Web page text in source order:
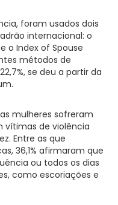
foram usados dois
internacional: o
o Index of Spouse
métodos de
se deu a partir da
mulheres sofreram
vítimas de violência
Entre as que
36,1% afirmaram que
ou todos os dias
como escoriações e